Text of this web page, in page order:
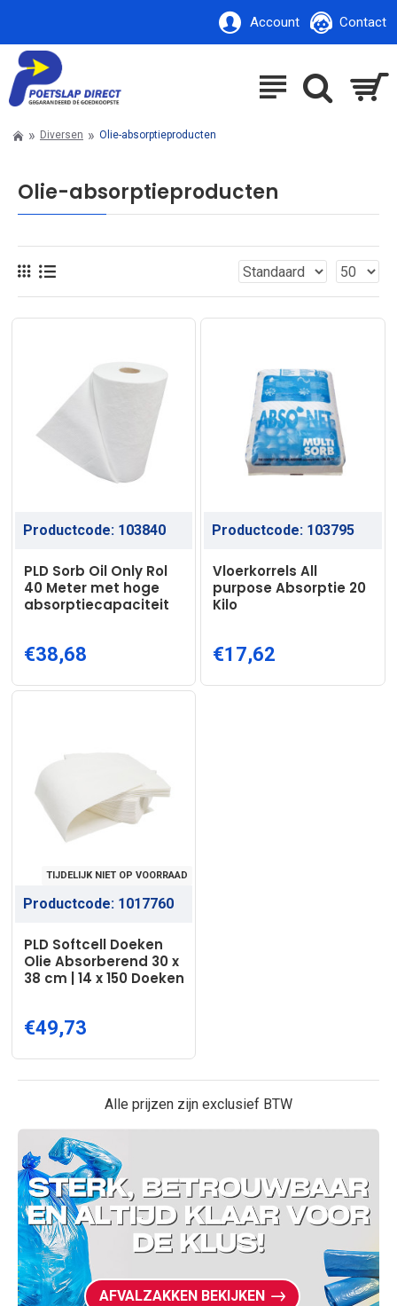
Account Contact
Diversen Olie-absorptieproducten
Olie-absorptieproducten
Productcode: 103840
PLD Sorb Oil Only Rol
40 Meter met hoge
absorptiecapaciteit
€38,68
Productcode: 103795
Vloerkorrels All
purpose Absorptie 20
Kilo
€17,62
TIJDELIJK NIET OP VOORRAAD
Productcode: 1017760
PLD Softcell Doeken
Olie Absorberend 30 x
38 cm | 14 x 150 Doeken
€49,73
Alle prijzen zijn exclusief BTW
AFVALZAKKEN BEKIJKEN